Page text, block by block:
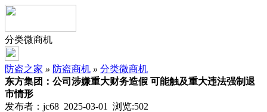
分类微商机
防盗之家 » 防盗商机 » 分类微商机
东方集团：公司涉嫌重大财务造假 可能触及重大违法强制退
市情形
发布者：jc68 2025-03-01 浏览:502